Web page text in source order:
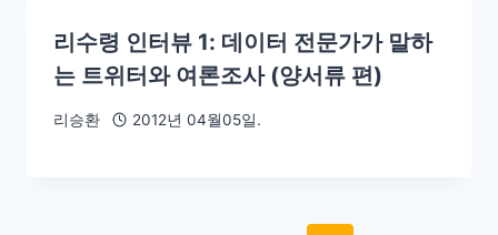
리수령 인터뷰 1: 데이터 전문가가 말하
는 트위터와 여론조사 (양서류 편)
리승환 2012년 04월05일.